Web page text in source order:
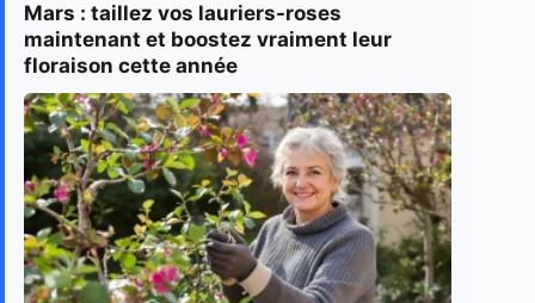
Mars : taillez vos lauriers-roses
maintenant et boostez vraiment leur
floraison cette année